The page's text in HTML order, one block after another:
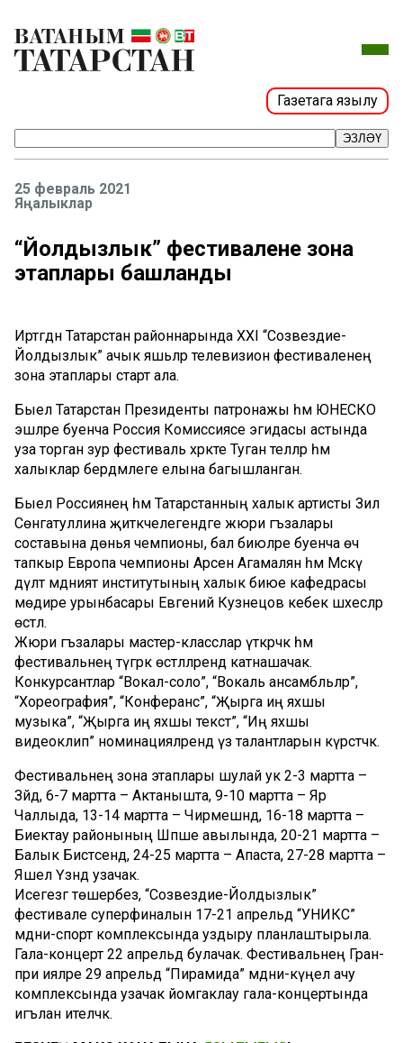
Газетага язылу
ЭЗЛӘҮ
25 февраль 2021
Яңалыклар
“Йолдызлык” фестиваленең зона
этаплары башланды
Иртәгәдән Татарстан районнарында XXI “Созвездие-
Йолдызлык” ачык яшьләр телевизион фестиваленең
зона этаплары старт ала.
Быел Татарстан Президенты патронажы һәм ЮНЕСКО
эшләре буенча Россия Комиссиясе эгидасы астында
уза торган зур фестиваль хәрәкәте Туган телләр һәм
халыклар бердәмлеге елына багышланган.
Быел Россиянең һәм Татарстанның халык артисты Зилә
Сөнгатуллина җитәкчелегендәге жюри әгъзалары
составына дөнья чемпионы, бал биюләре буенча өч
тапкыр Европа чемпионы Арсен Агамалян һәм Мәскәү
дәүләт мәдәният институтының халык биюе кафедрасы
мөдире урынбасары Евгений Кузнецов кебек шәхесләр
өстәлә.
Жюри әгъзалары мастер-класслар үткәрәчәк һәм
фестивальнең түгәрәк өстәлләрендә катнашачак.
Конкурсантлар “Вокал-соло”, “Вокаль ансамбльләр”,
“Хореография”, “Конферанс”, “Җырга иң яхшы
музыка”, “Җырга иң яхшы текст”, “Иң яхшы
видеоклип” номинацияләрендә үз талантларын күрсәтәчәк.
Фестивальнең зона этаплары шулай ук 2-3 мартта –
Зәйдә, 6-7 мартта – Актанышта, 9-10 мартта – Яр
Чаллыда, 13-14 мартта – Чирмешәндә, 16-18 мартта –
Биектау районының Шәпше авылында, 20-21 мартта –
Балык Бистәсендә, 24-25 мартта – Апаста, 27-28 мартта –
Яшел Үзәндә узачак.
Исегезгә төшерәбез, “Созвездие-Йолдызлык”
фестивале суперфиналын 17-21 апрельдә “УНИКС”
мәдәни-спорт комплексында уздыру планлаштырыла.
Гала-концерт 22 апрельдә булачак. Фестивальнең Гран-
при ияләре 29 апрельдә “Пирамида” мәдәни-күңел ачу
комплексында узачак йомгаклау гала-концертында
игълан ителәчәк.